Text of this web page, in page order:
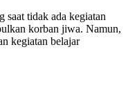
saat tidak ada kegiatan
korban jiwa. Namun,
kegiatan belajar